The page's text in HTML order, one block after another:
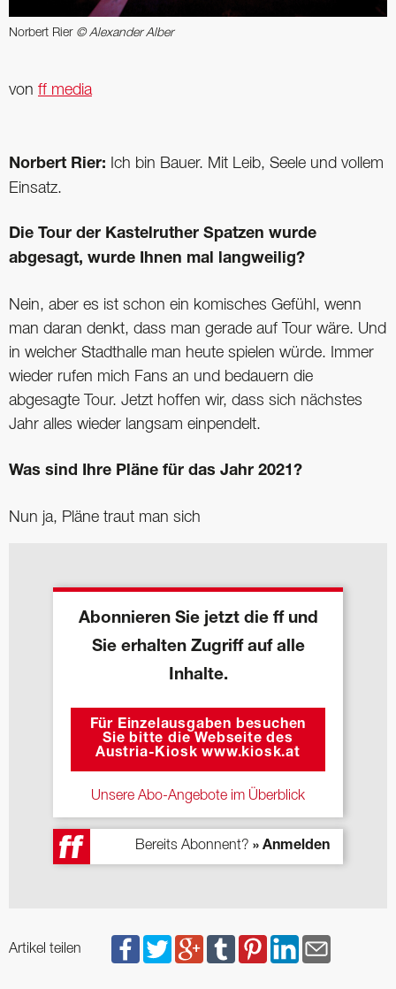
Norbert Rier © Alexander Alber
von ff media
Norbert Rier: Ich bin Bauer. Mit Leib, Seele und vollem
Einsatz.
Die Tour der Kastelruther Spatzen wurde
abgesagt, wurde Ihnen mal langweilig?
Nein, aber es ist schon ein komisches Gefühl, wenn
man daran denkt, dass man gerade auf Tour wäre. Und
in welcher Stadthalle man heute spielen würde. Immer
wieder rufen mich Fans an und bedauern die
abgesagte Tour. Jetzt hoffen wir, dass sich nächstes
Jahr alles wieder langsam einpendelt.
Was sind Ihre Pläne für das Jahr 2021?
Nun ja, Pläne traut man sich
Abonnieren Sie jetzt die ff und
Sie erhalten Zugriff auf alle
Inhalte.
Für Einzelausgaben besuchen
Sie bitte die Webseite des
Austria-Kiosk www.kiosk.at
Unsere Abo-Angebote im Überblick
Bereits Abonnent? » Anmelden
Artikel teilen